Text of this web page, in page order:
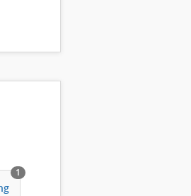
1